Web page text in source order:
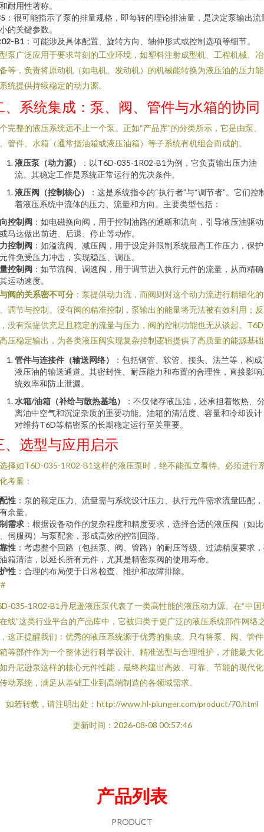
耐用性著称。
：很可能指示了泵的排量规格，即每转的理论排油量，是决定泵输出流
的关键参数。
B1 ：可能涉及具体配置、旋转方向、轴伸形式或控制选项等细节。
泵广泛应用于要求苛刻的工业环境，如塑料注射成型机、工程机械、
等，负责将原动机（如电机、发动机）的机械能转换为液压油的压力
统提供持续稳定的动力源。
、系统集成：泵、阀、管件与水箱的协同
完整的液压系统远不止一个泵。正如“产品库”的分类所示，它是由泵、
管件、水箱（通常指油箱或液压油箱）等子系统有机组合而成的。
液压泵（动力源）
：以T6D-035-1R02-B1为例，它负责输出压力油
流。其稳定工作是系统正常运行的先决条件。
液压阀（控制核心）
：这是系统指令的“执行者”与“调节者”。它们控
着液压系统中流体的压力、流量和方向。主要类型包括：
控制阀 ：如电磁换向阀，用于控制油路的通断和流向，引导液压油驱
马达做出前进、后退、停止等动作。
控制阀 ：如溢流阀、减压阀，用于设定并限制系统最高工作压力，保
件免受压力冲击，实现稳压、调压。
控制阀 ：如节流阀、调速阀，用于调节进入执行元件的流量，从而精
运动速度。
阀的关系密不可分 ：泵提供动力流，而阀则对这个动力流进行精细化
调节与控制。没有阀的精准控制，泵输出的能量将无法被有效利用；反
没有泵提供充足且稳定的流量与压力，阀的控制功能也无从谈起。
压稳定输出，为各类液压阀实现复杂控制逻辑提供了高质量的能源基
管件与连接件（输送网络）
：包括钢管、软管、接头、法兰等，构
液压油的输送通道。其密封性、耐压能力和布置的合理性，直接影响
统效率和防止泄漏。
水箱/油箱（补给与散热基地）
：不仅储存液压油，还承担着散热、
离油中空气和沉淀杂质的重要功能。油箱的清洁度、容量和冷却设计
对维持T6D等精密泵的长期稳定运行至关重要。
、选型与应用启示
择如T6D-035-1R02-B1这样的液压泵时，绝不能孤立看待。必须进行
考量：
性 ：泵的额定压力、流量需与系统设计压力、执行元件需求流量匹配
余量。
需求 ：根据设备动作的复杂程度和精度要求，选择合适的液压阀（如
伺服阀）与泵配套，形成高效的控制回路。
性 ：考虑整个回路（包括泵、阀、管路）的耐压等级、过滤精度要求
箱清洁，以延长所有元件，尤其是精密泵阀的使用寿命。
性 ：合理的布局便于日常检查、维护和故障排除。
035-1R02-B1丹尼逊液压泵代表了一类高性能的液压动力源。在“中国
线”这类行业平台的产品库中，它被归类于更广泛的液压系统部件网络
这正提醒我们：优秀的液压系统源于优秀的集成。只有将泵、阀、管
等部件作为一个整体进行科学设计、精准选型与合理维护，才能最大
丹尼逊泵这样的核心元件性能，最终构建出高效、可靠、节能的现代
动系统，满足从基础工业到高端制造的各领域需求。
如若转载，请注明出处：http://www.hl-plunger.com/product/70.html
更新时间：2026-08-08 00:57:46
产品列表
PRODUCT